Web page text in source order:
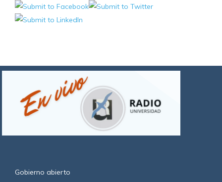
Gobierno abierto